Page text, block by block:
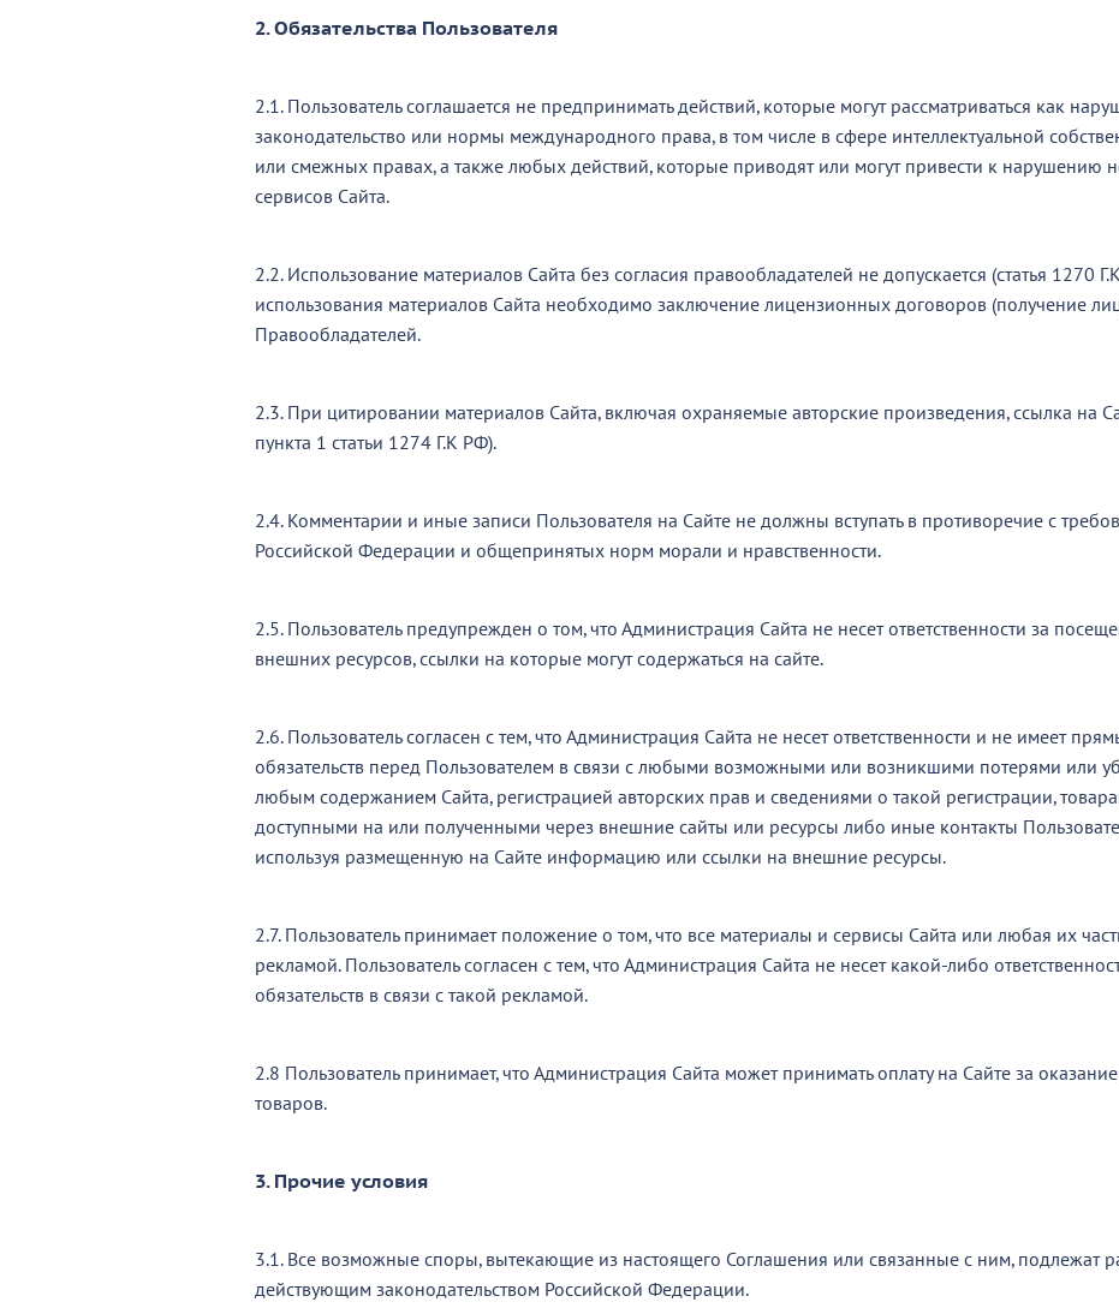
2. Обязательства Пользователя
2.1. Пользователь соглашается не предпринимать действий, которые могут рассматриваться как
законодательство или нормы международного права, в том числе в сфере интеллектуальной
или смежных правах, а также любых действий, которые приводят или могут привести к нарушению
сервисов Сайта.
2.2. Использование материалов Сайта без согласия правообладателей не допускается (статья 1270
использования материалов Сайта необходимо заключение лицензионных договоров (получение
Правообладателей.
2.3. При цитировании материалов Сайта, включая охраняемые авторские произведения, ссылка на
пункта 1 статьи 1274 Г.К РФ).
2.4. Комментарии и иные записи Пользователя на Сайте не должны вступать в противоречие с
Российской Федерации и общепринятых норм морали и нравственности.
2.5. Пользователь предупрежден о том, что Администрация Сайта не несет ответственности за
внешних ресурсов, ссылки на которые могут содержаться на сайте.
2.6. Пользователь согласен с тем, что Администрация Сайта не несет ответственности и не имеет
обязательств перед Пользователем в связи с любыми возможными или возникшими потерями или
любым содержанием Сайта, регистрацией авторских прав и сведениями о такой регистрации,
доступными на или полученными через внешние сайты или ресурсы либо иные контакты
используя размещенную на Сайте информацию или ссылки на внешние ресурсы.
2.7. Пользователь принимает положение о том, что все материалы и сервисы Сайта или любая их
рекламой. Пользователь согласен с тем, что Администрация Сайта не несет какой-либо
обязательств в связи с такой рекламой.
2.8 Пользователь принимает, что Администрация Сайта может принимать оплату на Сайте за
товаров.
3. Прочие условия
3.1. Все возможные споры, вытекающие из настоящего Соглашения или связанные с ним, подлежат
действующим законодательством Российской Федерации.